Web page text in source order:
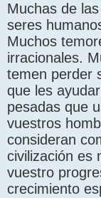
Muchas de
seres
Muchos
irracionales.
temen perder
que les
pesadas que
vuestros
consideran
civilización es
vuestro
crecimiento